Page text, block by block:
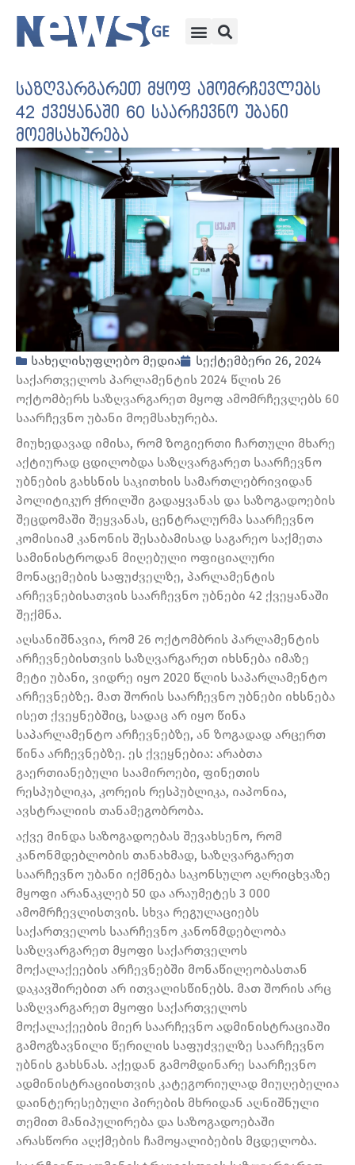
საზღვარგარეთ მყოფ ამომრჩევლებს
42 ქვეყანაში 60 საარჩევნო უბანი
მოემსახურება
სახელისუფლებო მედია
სექტემბერი 26, 2024
საქართველოს პარლამენტის 2024 წლის 26
ოქტომბერს საზღვარგარეთ მყოფ ამომრჩევლებს 60
საარჩევნო უბანი მოემსახურება.
მიუხედავად იმისა, რომ ზოგიერთი ჩართული მხარე
აქტიურად ცდილობდა საზღვარგარეთ საარჩევნო
უბნების გახსნის საკითხის სამართლებრივიდან
პოლიტიკურ ჭრილში გადაყვანას და საზოგადოების
შეცდომაში შეყვანას, ცენტრალურმა საარჩევნო
კომისიამ კანონის შესაბამისად საგარეო საქმეთა
სამინისტროდან მიღებული ოფიციალური
მონაცემების საფუძველზე, პარლამენტის
არჩევნებისათვის საარჩევნო უბნები 42 ქვეყანაში
შექმნა.
აღსანიშნავია, რომ 26 ოქტომბრის პარლამენტის
არჩევნებისთვის საზღვარგარეთ იხსნება იმაზე
მეტი უბანი, ვიდრე იყო 2020 წლის საპარლამენტო
არჩევნებზე. მათ შორის საარჩევნო უბნები იხსნება
ისეთ ქვეყნებშიც, სადაც არ იყო წინა
საპარლამენტო არჩევნებზე, ან ზოგადად არცერთ
წინა არჩევნებზე. ეს ქვეყნებია: არაბთა
გაერთიანებული საამიროები, ფინეთის
რესპუბლიკა, კორეის რესპუბლიკა, იაპონია,
ავსტრალიის თანამეგობრობა.
აქვე მინდა საზოგადოებას შევახსენო, რომ
კანონმდებლობის თანახმად, საზღვარგარეთ
საარჩევნო უბანი იქმნება საკონსულო აღრიცხვაზე
მყოფი არანაკლებ 50 და არაუმეტეს 3 000
ამომრჩევლისთვის. სხვა რეგულაციებს
საქართველოს საარჩევნო კანონმდებლობა
საზღვარგარეთ მყოფი საქართველოს
მოქალაქეების არჩევნებში მონაწილეობასთან
დაკავშირებით არ ითვალისწინებს. მათ შორის არც
საზღვარგარეთ მყოფი საქართველოს
მოქალაქეების მიერ საარჩევნო ადმინისტრაციაში
გამოგზავნილი წერილის საფუძველზე საარჩევნო
უბნის გახსნას. აქედან გამომდინარე საარჩევნო
ადმინისტრაციისთვის კატეგორიულად მიუღებელია
დაინტერესებული პირების მხრიდან აღნიშნული
თემით მანიპულირება და საზოგადოებაში
არასწორი აღქმების ჩამოყალიბების მცდელობა.